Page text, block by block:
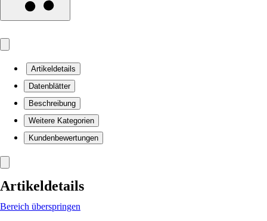
Artikeldetails
Datenblätter
Beschreibung
Weitere Kategorien
Kundenbewertungen
Artikeldetails
Bereich überspringen